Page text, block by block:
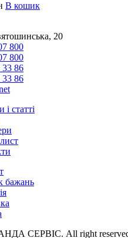
В кошик
20
800
800
33 86
33 86
статті
бажань
СЕРВІС. All right